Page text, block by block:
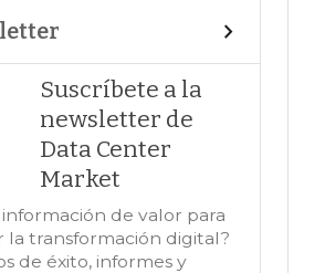
Suscríbete a la
newsletter de
Data Center
Market
de valor para
transformación digital?
de éxito, informes y